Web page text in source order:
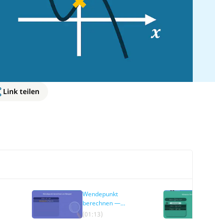
Link teilen
Wendepunkt
berechnen —
Beispiel
(01:13)